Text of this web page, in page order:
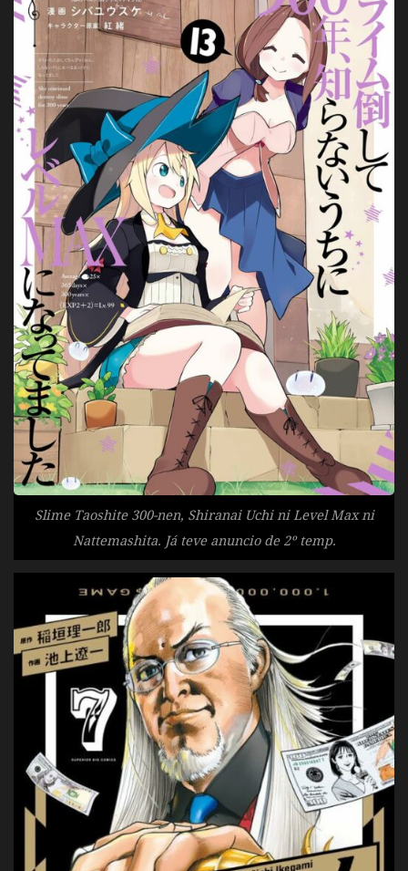
Slime Taoshite 300-nen, Shiranai Uchi ni Level Max ni
Nattemashita. Já teve anuncio de 2º temp.